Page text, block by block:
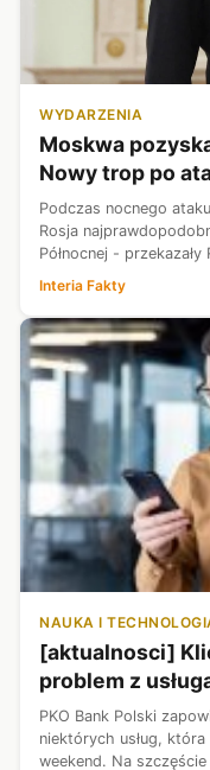
WYDARZENIA
Moskwa
Nowy trop po
Podczas nocnego
Rosja
Północnej -
to podzielił Wołodymyr
rodzina mies...
Interia Fakty
NAUKA I
[aktualnosci]
problem z
PKO Bank Polski
niektórych usług, która
weekend. Na